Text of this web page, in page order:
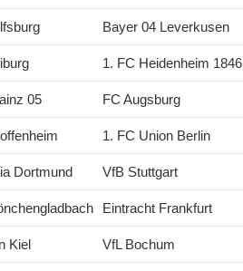
Bayer 04 Leverkusen
1. FC Heidenheim 1846
05 FC Augsburg
1. FC Union Berlin
Dortmund VfB Stuttgart
Eintracht Frankfurt
Kiel VfL Bochum